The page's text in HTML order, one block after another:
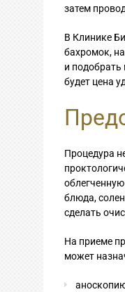
затем
В Клинике
бахромок,
и подобрать
будет цена
Процедура
блюда,
сделать
На приеме
может